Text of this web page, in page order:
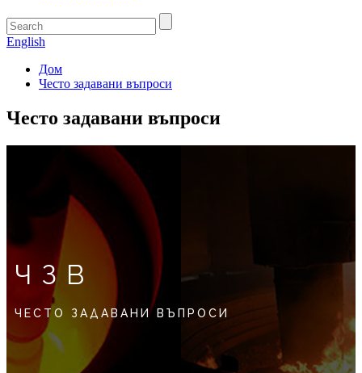
English
Дом
Често задавани въпроси
Често задавани въпроси
ЧЗВ
ЧЕСТО ЗАДАВАНИ ВЪПРОСИ